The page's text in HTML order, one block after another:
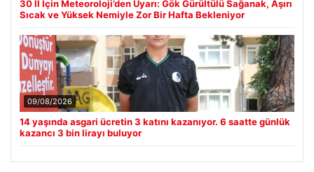
30 İl İçin Meteoroloji’den Uyarı: Gök Gürültülü Sağanak, Aşırı
Sıcak ve Yüksek Nemiyle Zor Bir Hafta Bekleniyor
09/08/2026
14 yaşında asgari ücretin 3 katını kazanıyor. 6 saatte günlük
kazancı 3 bin lirayı buluyor